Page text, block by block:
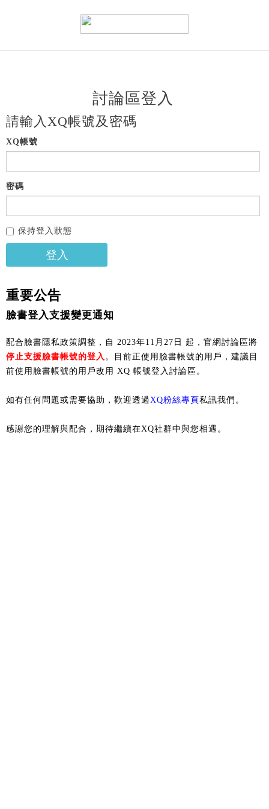
討論區登入
請輸入XQ帳號及密碼
XQ帳號
密碼
保持登入狀態
登入
重要公告
臉書登入支援變更通知
配合臉書隱私政策調整，自 2023年11月27日 起，官網討論區將
停止支援臉書帳號的登入 。目前正使用臉書帳號的用戶，建議目
前使用臉書帳號的用戶改用 XQ 帳號登入討論區。
如有任何問題或需要協助，歡迎透過XQ粉絲專頁 私訊我們。
感謝您的理解與配合，期待繼續在XQ社群中與您相遇。